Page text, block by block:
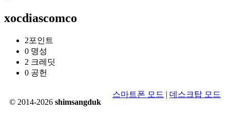
xocdiascomco
2포인트
0 명성
2 크레딧
0 공헌
© 2014-2026 shimsangduk
스마트폰 모드 | 데스크탑 모드